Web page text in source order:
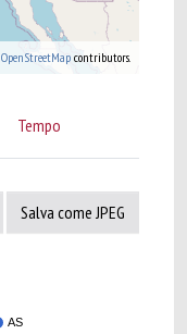
OpenStreetMap contributors.
Tempo
Salva come JPEG
AS